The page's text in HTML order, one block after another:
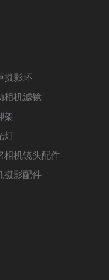
摄影环
相机滤镜
架
灯
相机镜头配件
摄影配件